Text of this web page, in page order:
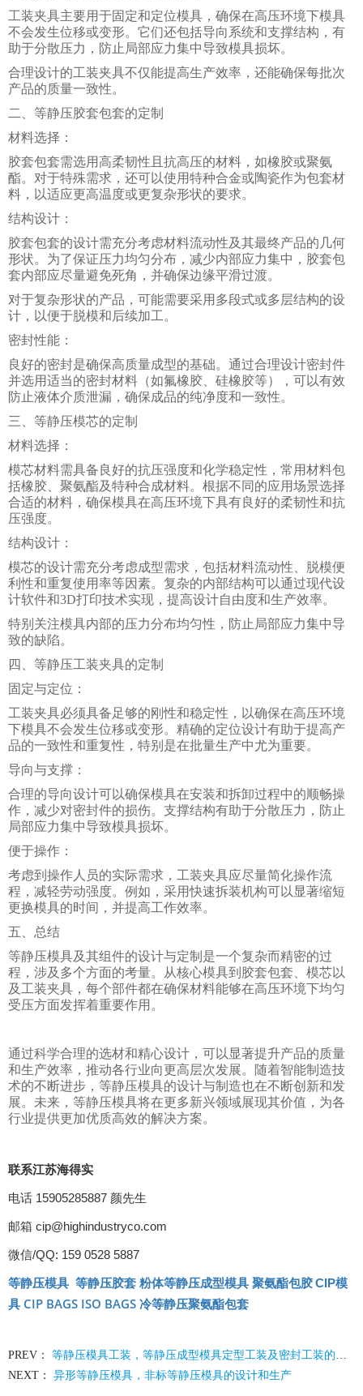
工装夹具主要用于固定和定位模具，确保在高压环境下模具
不会发生位移或变形。它们还包括导向系统和支撑结构，有
助于分散压力，防止局部应力集中导致模具损坏。
合理设计的工装夹具不仅能提高生产效率，还能确保每批次
产品的质量一致性。
二、等静压胶套包套的定制
材料选择：
胶套包套需选用高柔韧性且抗高压的材料，如橡胶或聚氨
酯。对于特殊需求，还可以使用特种合金或陶瓷作为包套材
料，以适应更高温度或更复杂形状的要求。
结构设计：
胶套包套的设计需充分考虑材料流动性及其最终产品的几何
形状。为了保证压力均匀分布，减少内部应力集中，胶套包
套内部应尽量避免死角，并确保边缘平滑过渡。
对于复杂形状的产品，可能需要采用多段式或多层结构的设
计，以便于脱模和后续加工。
密封性能：
良好的密封是确保高质量成型的基础。通过合理设计密封件
并选用适当的密封材料（如氟橡胶、硅橡胶等），可以有效
防止液体介质泄漏，确保成品的纯净度和一致性。
三、等静压模芯的定制
材料选择：
模芯材料需具备良好的抗压强度和化学稳定性，常用材料包
括橡胶、聚氨酯及特种合成材料。根据不同的应用场景选择
合适的材料，确保模具在高压环境下具有良好的柔韧性和抗
压强度。
结构设计：
模芯的设计需充分考虑成型需求，包括材料流动性、脱模便
利性和重复使用率等因素。复杂的内部结构可以通过现代设
计软件和3D打印技术实现，提高设计自由度和生产效率。
特别关注模具内部的压力分布均匀性，防止局部应力集中导
致的缺陷。
四、等静压工装夹具的定制
固定与定位：
工装夹具必须具备足够的刚性和稳定性，以确保在高压环境
下模具不会发生位移或变形。精确的定位设计有助于提高产
品的一致性和重复性，特别是在批量生产中尤为重要。
导向与支撑：
合理的导向设计可以确保模具在安装和拆卸过程中的顺畅操
作，减少对密封件的损伤。支撑结构有助于分散压力，防止
局部应力集中导致模具损坏。
便于操作：
考虑到操作人员的实际需求，工装夹具应尽量简化操作流
程，减轻劳动强度。例如，采用快速拆装机构可以显著缩短
更换模具的时间，并提高工作效率。
五、总结
等静压模具及其组件的设计与定制是一个复杂而精密的过
程，涉及多个方面的考量。从核心模具到胶套包套、模芯以
及工装夹具，每个部件都在确保材料能够在高压环境下均匀
受压方面发挥着重要作用。
通过科学合理的选材和精心设计，可以显著提升产品的质量
和生产效率，推动各行业向更高层次发展。随着智能制造技
术的不断进步，等静压模具的设计与制造也在不断创新和发
展。未来，等静压模具将在更多新兴领域展现其价值，为各
行业提供更加优质高效的解决方案。
联系江苏海得实
电话 15905285887 颜先生
邮箱 cip@highindustryco.com
微信/QQ: 159 0528 5887
等静压模具 等静压胶套 粉体等静压成型模具 聚氨酯包胶CIP模
具 CIP BAGS ISO BAGS 冷等静压聚氨酯包套
PREV： 等静压模具工装，等静压成型模具定型工装及密封工装的设计生产
NEXT： 异形等静压模具，非标等静压模具的设计和生产